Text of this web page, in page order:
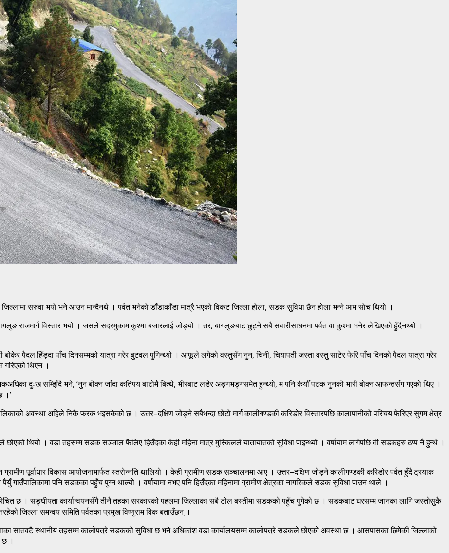
जिल्लामा सरुवा भयो भने आउन मान्दैनथे । पर्वत भनेको डाँडाकाँडा मात्रै भएको विकट जिल्ला होला, सडक सुविधा छैन होला भन्ने आम सोच थियो ।
राजमार्ग विस्तार भयो । जसले सदरमुकाम कुश्मा बजारलाई जोड्यो । तर, बागलुङबाट छुट्ने सबै सवारीसाधनमा पर्वत वा कुश्मा भनेर लेखिएको हुँदैनथ्यो ।
पैदल हिँड्दा पाँच दिनसम्मको यात्रा गरेर बुटवल पुगिन्थ्यो । आफूले लगेको वस्तुसँग नुन, चिनी, चियापती जस्ता वस्तु साटेर फेरि पाँच दिनको पैदल यात्रा गरेर
थिएन ।
दशकअघिका दुःख सम्झिँदै भने, ‘नुन बोक्न जाँदा कतिपय बाटोमै बित्थे, भीरबाट लडेर अङ्गभङ्गसमेत हुन्थ्यो, म पनि कैयौँ पटक नुनको भारी बोक्न आफन्तसँग गएको थिए ।
।’
अवस्था अहिले निकै फरक भइसकेको छ । उत्तर–दक्षिण जोड्ने सबैभन्दा छोटो मार्ग कालीगण्डकी करिडोर विस्तारपछि कालापानीको परिचय फेरिएर सुगम क्षेत्र
थियो । वडा तहसम्म सडक सञ्जाल फैलिए हिउँदका केही महिना मात्र मुस्किलले यातायातको सुविधा पाइन्थ्यो । वर्षायाम लागेपछि ती सडकहरु ठप्प नै हुन्थे ।
पूर्वाधार विकास आयोजनामार्फत स्तरोन्नति थालियो । केही ग्रामीण सडक सञ्चालनमा आए । उत्तर–दक्षिण जोड्ने कालीगण्डकी करिडोर पर्वत हुँदै ट्रयाक
गाउँपालिकामा पनि सडकका पहुँच पुग्न थाल्यो । वर्षायामा नभए पनि हिउँदका महिनामा ग्रामीण क्षेत्रका नागरिकले सडक सुविधा पाउन थाले ।
छ । सङ्घीयता कार्यान्वयनसँगै तीनै तहका सरकारको पहलमा जिल्लाका सबै टोल बस्तीमा सडकको पहुँच पुगेको छ । सडकबाट घरसम्म जानका लागि जस्तोसुकै
जिल्ला समन्वय समिति पर्वतका प्रमुख विष्णुराम विक बताउँछन् ।
सातवटै स्थानीय तहसम्म कालोपत्रे सडकको सुविधा छ भने अधिकांश वडा कार्यालयसम्म कालोपत्रे सडकले छोएको अवस्था छ । आसपासका छिमेकी जिल्लाको
छ ।